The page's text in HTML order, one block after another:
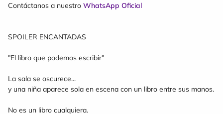
Contáctanos a nuestro WhatsApp Oficial
SPOILER ENCANTADAS
"El libro que podemos escribir"
La sala se oscurece...
y una niña aparece sola en escena con un libro entre sus manos.
No es un libro cualquiera.